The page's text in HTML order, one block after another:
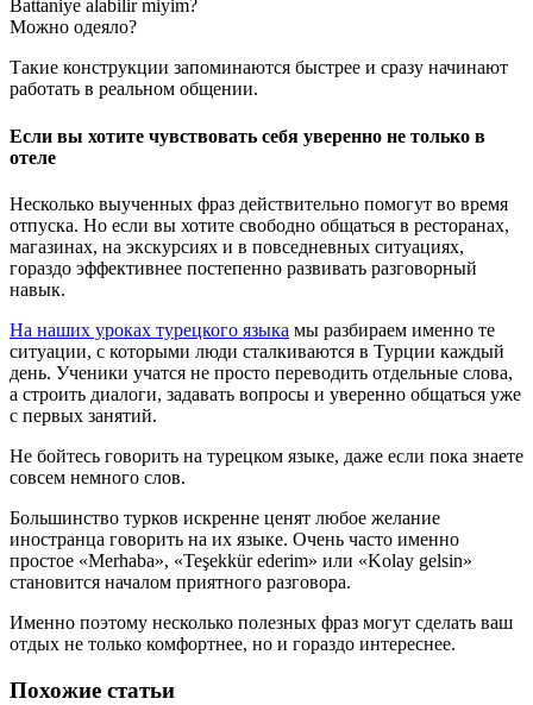
Battaniye alabilir miyim?
Можно одеяло?
Такие конструкции запоминаются быстрее и сразу начинают
работать в реальном общении.
Если вы хотите чувствовать себя уверенно не только в
отеле
Несколько выученных фраз действительно помогут во время
отпуска. Но если вы хотите свободно общаться в ресторанах,
магазинах, на экскурсиях и в повседневных ситуациях,
гораздо эффективнее постепенно развивать разговорный
навык.
На наших уроках турецкого языка мы разбираем именно те
ситуации, с которыми люди сталкиваются в Турции каждый
день. Ученики учатся не просто переводить отдельные слова,
а строить диалоги, задавать вопросы и уверенно общаться уже
с первых занятий.
Не бойтесь говорить на турецком языке, даже если пока знаете
совсем немного слов.
Большинство турков искренне ценят любое желание
иностранца говорить на их языке. Очень часто именно
простое «Merhaba», «Teşekkür ederim» или «Kolay gelsin»
становится началом приятного разговора.
Именно поэтому несколько полезных фраз могут сделать ваш
отдых не только комфортнее, но и гораздо интереснее.
Похожие статьи